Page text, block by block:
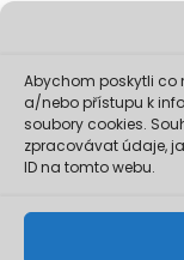
Abychom poskytli co
a/nebo přístupu k
soubory cookies.
zpracovávat údaje,
ID na tomto webu.
Projekt
FOR
Údaje a
projektu.